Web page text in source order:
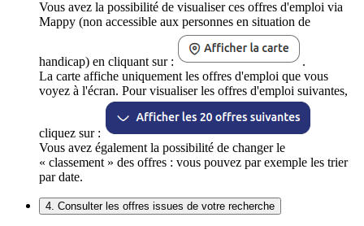
Vous avez la possibilité de visualiser ces offres d'emploi via
Mappy (non accessible aux personnes en situation de
handicap) en cliquant sur :
.
La carte affiche uniquement les offres d'emploi que vous
voyez à l'écran. Pour visualiser les offres d'emploi suivantes,
cliquez sur :
Vous avez également la possibilité de changer le
« classement » des offres : vous pouvez par exemple les trier
par date.
4. Consulter les offres issues de votre recherche